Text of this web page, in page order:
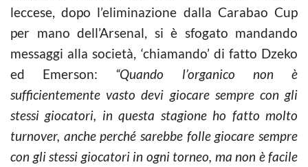
leccese, dopo l’eliminazione dalla Carabao Cup
per mano dell’Arsenal, si è sfogato mandando
messaggi alla società, ‘chiamando’ di fatto Dzeko
ed Emerson: “Quando l’organico non è
sufficientemente vasto devi giocare sempre con gli
stessi giocatori, in questa stagione ho fatto molto
turnover, anche perché sarebbe folle giocare sempre
con gli stessi giocatori in ogni torneo, ma non è facile